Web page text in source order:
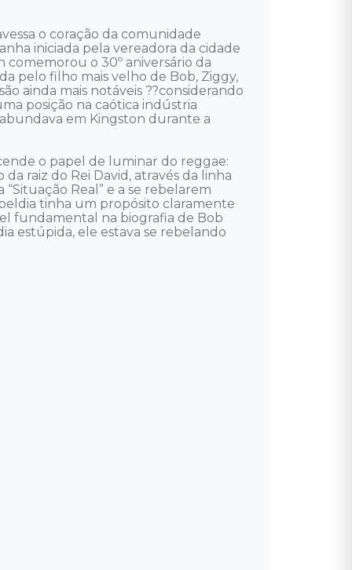
o coração da comunidade
iniciada pela vereadora da cidade
comemorou o 30º aniversário da
pelo filho mais velho de Bob, Ziggy,
ainda mais notáveis ??considerando
posição na caótica indústria
em Kingston durante a
o papel de luminar do reggae:
raiz do Rei David, através da linha
Real” e a se rebelarem
tinha um propósito claramente
fundamental na biografia de Bob
estúpida, ele estava se rebelando